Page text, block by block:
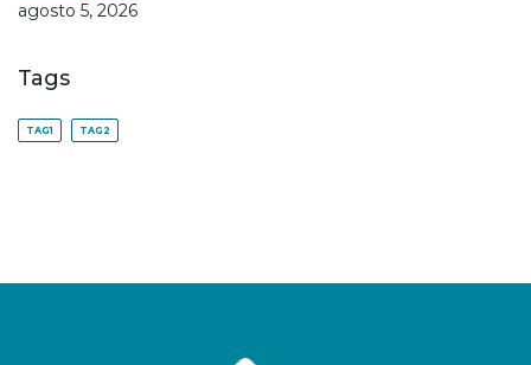
agosto 5, 2026
Tags
TAG1 TAG2